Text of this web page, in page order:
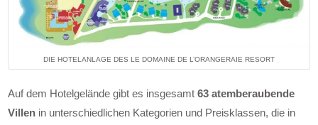
DIE HOTELANLAGE DES LE DOMAINE DE L’ORANGERAIE RESORT
Auf dem Hotelgelände gibt es insgesamt63 atemberaubende
Villen in unterschiedlichen Kategorien und Preisklassen, die in